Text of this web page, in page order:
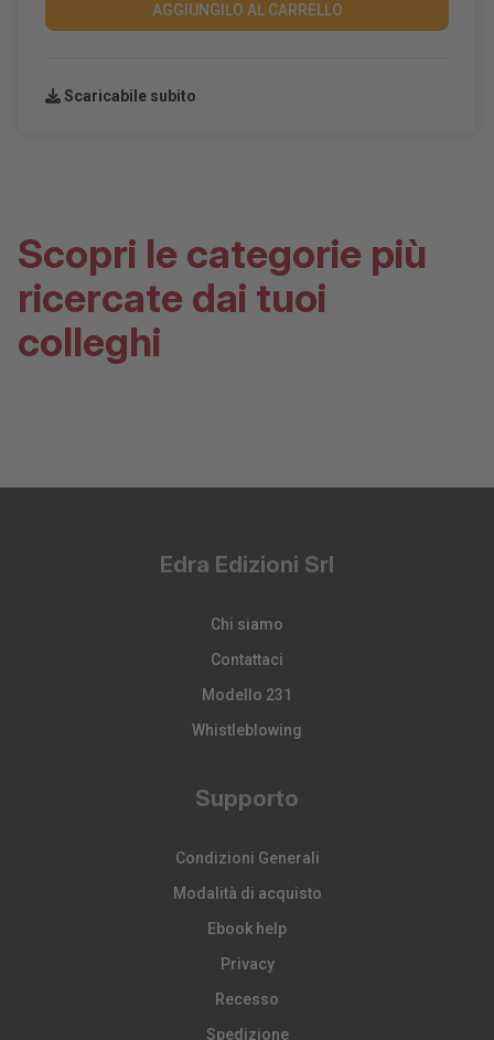
AGGIUNGILO AL CARRELLO
Scaricabile subito
Scopri le categorie più
ricercate dai tuoi
colleghi
Edra Edizioni Srl
Chi siamo
Contattaci
Modello 231
Whistleblowing
Supporto
Condizioni Generali
Modalità di acquisto
Ebook help
Privacy
Recesso
Spedizione